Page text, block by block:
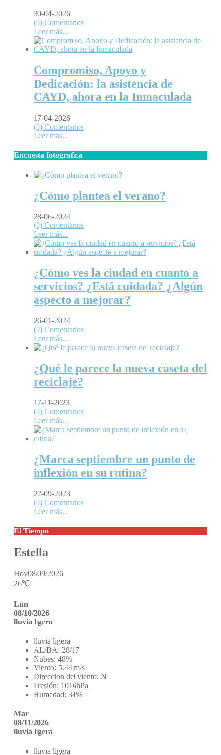
30-04-2026
(0) Comentarios
Leer más...
Compromiso, Apoyo y
Dedicación: la asistencia de
CAYD, ahora en la Inmaculada
17-04-2026
(0) Comentarios
Leer más...
Encuesta fotografica
¿Cómo plantea el verano?
28-06-2024
(0) Comentarios
Leer más...
¿Cómo ves la ciudad en cuanto a
servicios? ¿Está cuidada? ¿Algún
aspecto a mejorar?
26-01-2024
(0) Comentarios
Leer más...
¿Qué le parece la nueva caseta del
reciclaje?
17-11-2023
(0) Comentarios
Leer más...
¿Marca septiembre un punto de
inflexión en su rutina?
22-09-2023
(0) Comentarios
Leer más...
El Tiempo
Estella
Hoy08/09/2026
26℃
Lun
08/10/2026
lluvia ligera
lluvia ligera
AL/BA: 28/17
Nubes: 48%
Viento: 5.44 m/s
Direccion del viento: N
Presión: 1016hPa
Humedad: 34%
Mar
08/11/2026
lluvia ligera
lluvia ligera